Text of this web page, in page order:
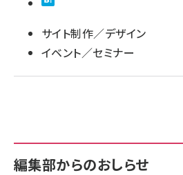
llmo (1163)
サイト制作／デザイン
イベント／セミナー
編集部からのおしらせ